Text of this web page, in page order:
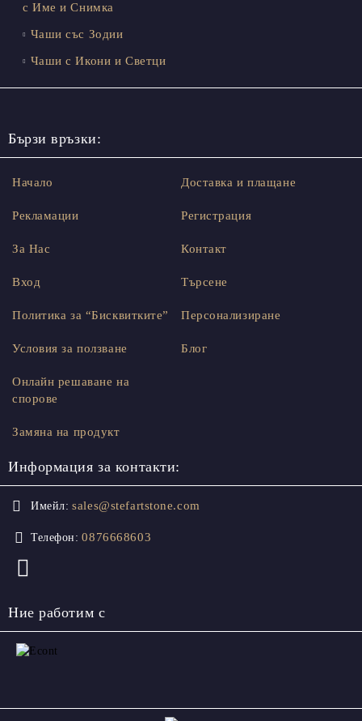
с Име и Снимка
Чаши със Зодии
Чаши с Икони и Светци
Бързи връзки:
Начало
Рекламации
За Нас
Вход
Доставка и плащане
Регистрация
Контакт
Търсене
Политика за “Бисквитките”
Условия за ползване
Онлайн решаване на
спорове
Замяна на продукт
Персонализиране
Блог
Информация за контакти:
Имейл: sales@stefartstone.com
Телефон: 0876668603
Ние работим с